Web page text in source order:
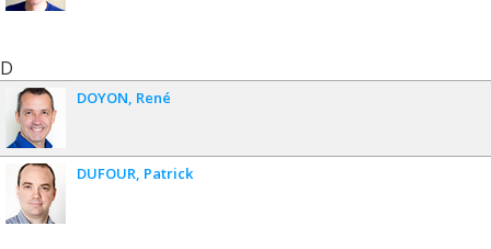
D
DOYON René
DUFOUR Patrick